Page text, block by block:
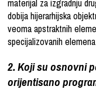
materijal za izgradnju
dobija hijerarhijska
veoma apstraktnih
specijalizovanih
2. Koji su osnovni
orijentisano